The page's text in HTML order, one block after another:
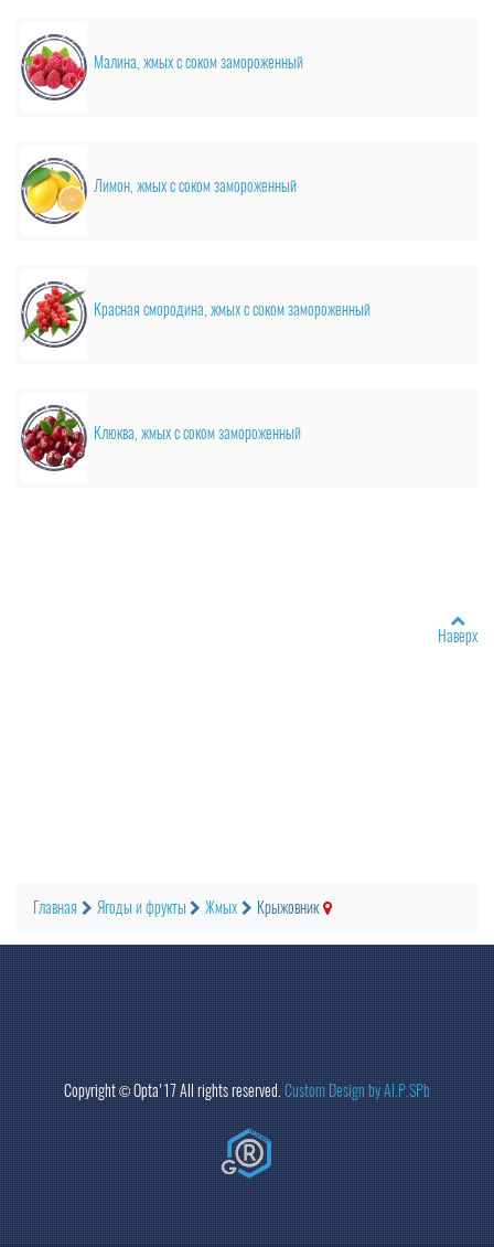
Малина, жмых с соком замороженный
Лимон, жмых с соком замороженный
Красная смородина, жмых с соком замороженный
Клюква, жмых с соком замороженный
Наверх
Главная Ягоды и фрукты Жмых Крыжовник
Copyright ©Opta'17 All rights reserved.Custom Design by Al.P.SPb